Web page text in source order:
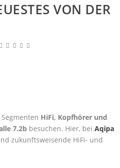
VON DER
HiFi, Kopfhörer und
7.2b besuchen. Hier, beiAqipa
zukunftsweisende HiFi- und